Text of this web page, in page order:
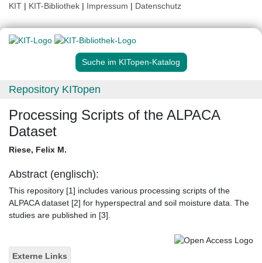
KIT | KIT-Bibliothek | Impressum | Datenschutz
Suche im KITopen-Katalog
Repository KITopen
Processing Scripts of the ALPACA
Dataset
Riese, Felix M.
Abstract (englisch):
This repository [1] includes various processing scripts of the
ALPACA dataset [2] for hyperspectral and soil moisture data. The
studies are published in [3].
Externe Links